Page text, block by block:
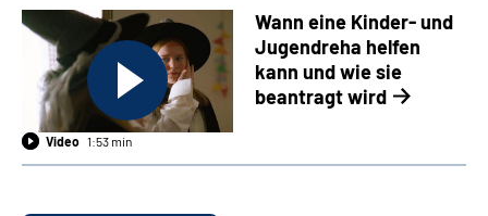
Wann eine Kinder- und
Jugendreha helfen
kann und wie sie
beantragt wird
Video 1:53 min